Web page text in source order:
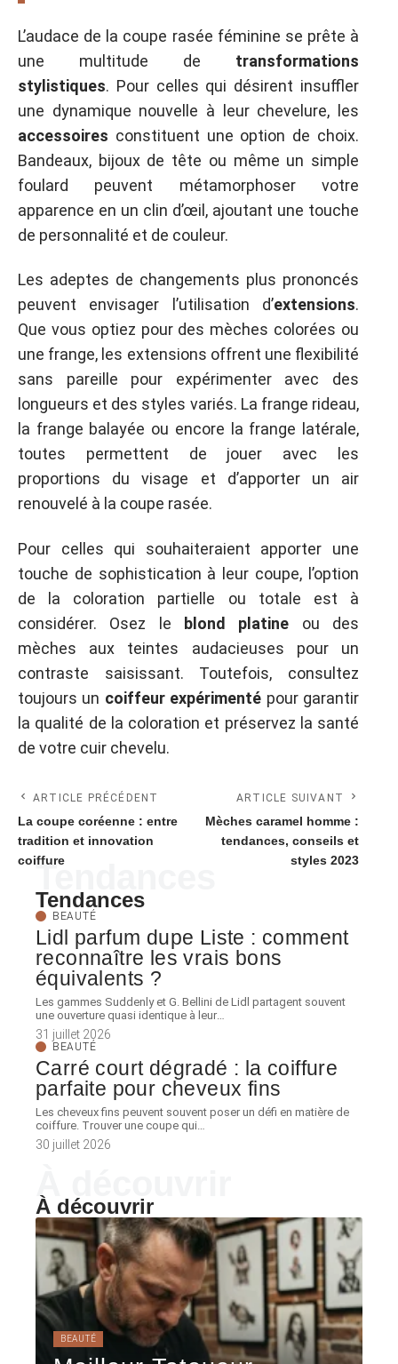
L’audace de la coupe rasée féminine se prête à
une multitude de transformations
stylistiques. Pour celles qui désirent insuffler
une dynamique nouvelle à leur chevelure, les
accessoires constituent une option de choix.
Bandeaux, bijoux de tête ou même un simple
foulard peuvent métamorphoser votre
apparence en un clin d’œil, ajoutant une touche
de personnalité et de couleur.
Les adeptes de changements plus prononcés
peuvent envisager l’utilisation d’extensions.
Que vous optiez pour des mèches colorées ou
une frange, les extensions offrent une flexibilité
sans pareille pour expérimenter avec des
longueurs et des styles variés. La frange rideau,
la frange balayée ou encore la frange latérale,
toutes permettent de jouer avec les
proportions du visage et d’apporter un air
renouvelé à la coupe rasée.
Pour celles qui souhaiteraient apporter une
touche de sophistication à leur coupe, l’option
de la coloration partielle ou totale est à
considérer. Osez le blond platine ou des
mèches aux teintes audacieuses pour un
contraste saisissant. Toutefois, consultez
toujours un coiffeur expérimenté pour garantir
la qualité de la coloration et préservez la santé
de votre cuir chevelu.
ARTICLE PRÉCÉDENT
La coupe coréenne : entre
tradition et innovation
coiffure
ARTICLE SUIVANT
Mèches caramel homme :
tendances, conseils et
styles 2023
Tendances
Tendances
BEAUTÉ
Lidl parfum dupe Liste : comment
reconnaître les vrais bons
équivalents ?
Les gammes Suddenly et G. Bellini de Lidl partagent souvent
une ouverture quasi identique à leur
31 juillet 2026
BEAUTÉ
Carré court dégradé : la coiffure
parfaite pour cheveux fins
Les cheveux fins peuvent souvent poser un défi en matière de
coiffure. Trouver une coupe qui
30 juillet 2026
À découvrir
BEAUTÉ